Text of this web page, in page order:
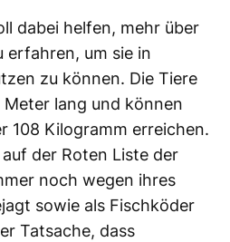
dabei helfen, mehr über
erfahren, um sie in
zu können. Die Tiere
lang und können
108 Kilogramm erreichen.
der Roten Liste der
noch wegen ihres
sowie als Fischköder
Tatsache, dass